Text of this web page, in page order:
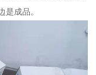
是成品。